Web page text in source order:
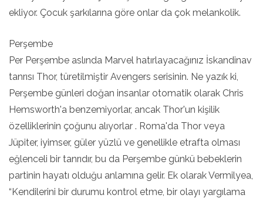
ekliyor. Çocuk şarkılarına göre onlar da çok melankolik.
Perşembe
Per Perşembe aslında Marvel hatırlayacağınız İskandinav
tanrısı Thor, türetilmiştir Avengers serisinin. Ne yazık ki,
Perşembe günleri doğan insanlar otomatik olarak Chris
Hemsworth'a benzemiyorlar, ancak Thor'un kişilik
özelliklerinin çoğunu alıyorlar . Roma'da Thor veya
Jüpiter, iyimser, güler yüzlü ve genellikle etrafta olması
eğlenceli bir tanrıdır, bu da Perşembe günkü bebeklerin
partinin hayatı olduğu anlamına gelir. Ek olarak Vermilyea,
“Kendilerini bir durumu kontrol etme, bir olayı yargılama